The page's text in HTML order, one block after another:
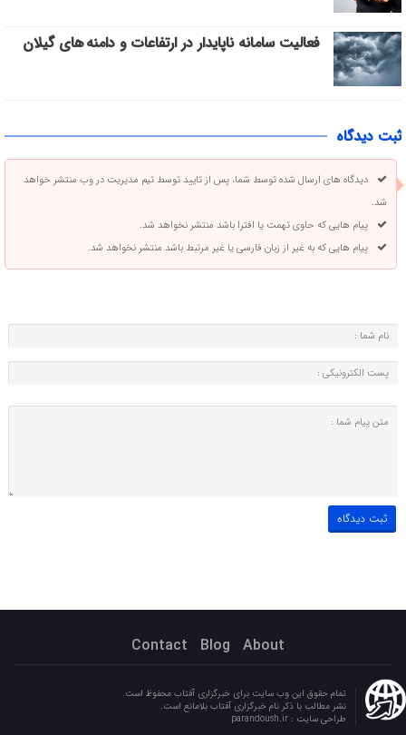
فعالیت سامانه ناپایدار در ارتفاعات و دامنه های گیلان
ثبت دیدگاه
دیدگاه های ارسال شده توسط شما، پس از تایید توسط تیم مدیریت در وب منتشر خواهد
شد.
پیام هایی که حاوی تهمت یا افترا باشد منتشر نخواهد شد.
پیام هایی که به غیر از زبان فارسی یا غیر مرتبط باشد منتشر نخواهد شد.
About
Blog
Contact
تمام حقوق این وب سایت برای خبرگزاری آفتاب محفوظ است.
نشر مطالب با ذکر نام خبرگزاری آفتاب بلامانع است.
طراحی سایت :